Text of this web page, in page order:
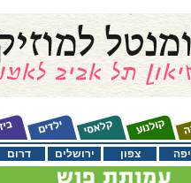
דרום ירושלים צפון